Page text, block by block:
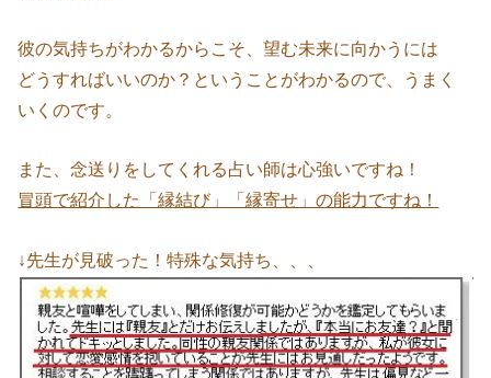
彼の気持ちがわかるからこそ、望む未来に向かうには
どうすればいいのか？ということがわかるので、うまく
いくのです。
また、念送りをしてくれる占い師は心強いですね！
冒頭で紹介した「縁結び」「縁寄せ」の能力ですね！
↓先生が見破った！特殊な気持ち、、、